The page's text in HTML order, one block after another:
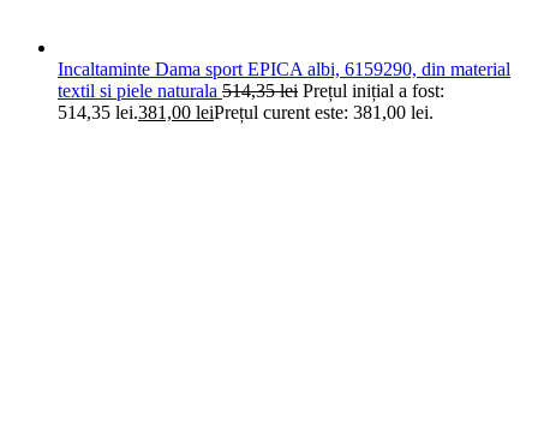
Incaltaminte Dama sport EPICA albi, 6159290, din material
textil si piele naturala 514,35lei Prețul inițial a fost:
514,35 lei.381,00 leiPrețul curent este: 381,00 lei.